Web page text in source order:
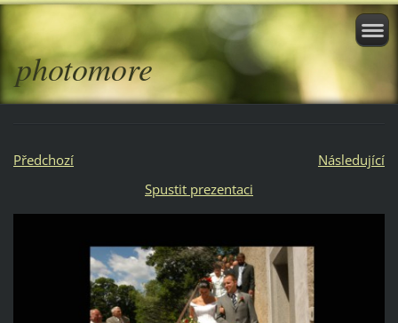
photomore
Předchozí
Následující
Spustit prezentaci